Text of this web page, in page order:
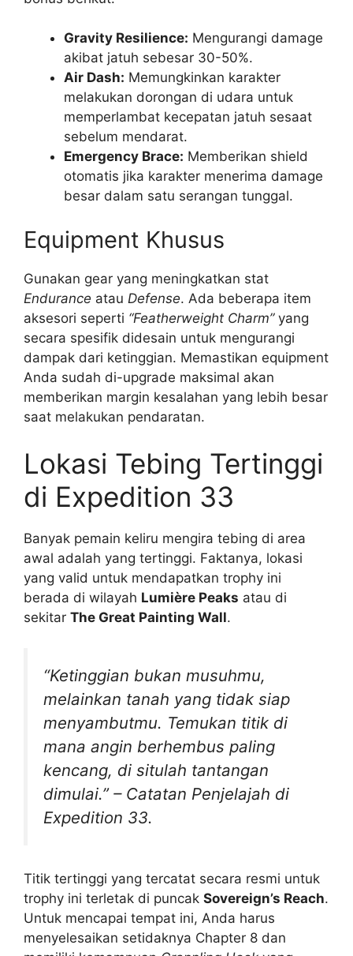
Gravity Resilience: Mengurangi damage
akibat jatuh sebesar 30-50%.
Air Dash: Memungkinkan karakter
melakukan dorongan di udara untuk
memperlambat kecepatan jatuh sesaat
sebelum mendarat.
Emergency Brace: Memberikan shield
otomatis jika karakter menerima damage
besar dalam satu serangan tunggal.
Equipment Khusus
Gunakan gear yang meningkatkan stat
Endurance atau Defense. Ada beberapa item
aksesori seperti “Featherweight Charm”yang
secara spesifik didesain untuk mengurangi
dampak dari ketinggian. Memastikan equipment
Anda sudah di-upgrade maksimal akan
memberikan margin kesalahan yang lebih besar
saat melakukan pendaratan.
Lokasi Tebing Tertinggi
di Expedition 33
Banyak pemain keliru mengira tebing di area
awal adalah yang tertinggi. Faktanya, lokasi
yang valid untuk mendapatkan trophy ini
berada di wilayah Lumière Peaks atau di
sekitar The Great Painting Wall.
“Ketinggian bukan musuhmu,
melainkan tanah yang tidak siap
menyambutmu. Temukan titik di
mana angin berhembus paling
kencang, di situlah tantangan
dimulai.”– Catatan Penjelajah di
Expedition 33.
Titik tertinggi yang tercatat secara resmi untuk
trophy ini terletak di puncak Sovereign’s Reach.
Untuk mencapai tempat ini, Anda harus
menyelesaikan setidaknya Chapter 8 dan